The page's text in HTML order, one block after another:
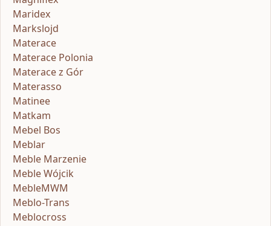
Maridex
Markslojd
Materace
Materace Polonia
Materace z Gór
Materasso
Matinee
Matkam
Mebel Bos
Meblar
Meble Marzenie
Meble Wójcik
MebleMWM
Meblo-Trans
Meblocross